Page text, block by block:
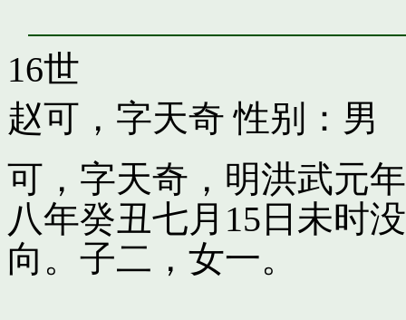
16世
赵可，字天奇 性别：男
可，字天奇，明洪武元
八年癸丑七月15日未时
向。子二，女一。